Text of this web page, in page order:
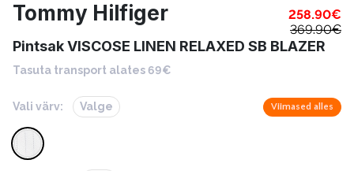
Tommy Hilfiger 258.90€
369.90€
Pintsak VISCOSE LINEN RELAXED SB BLAZER
Tasuta transport alates 69€
Vali värv: Valge Viimased alles